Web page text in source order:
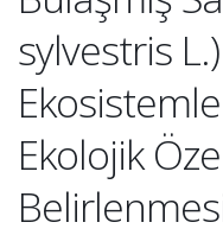
sylvestris
Ekolojik